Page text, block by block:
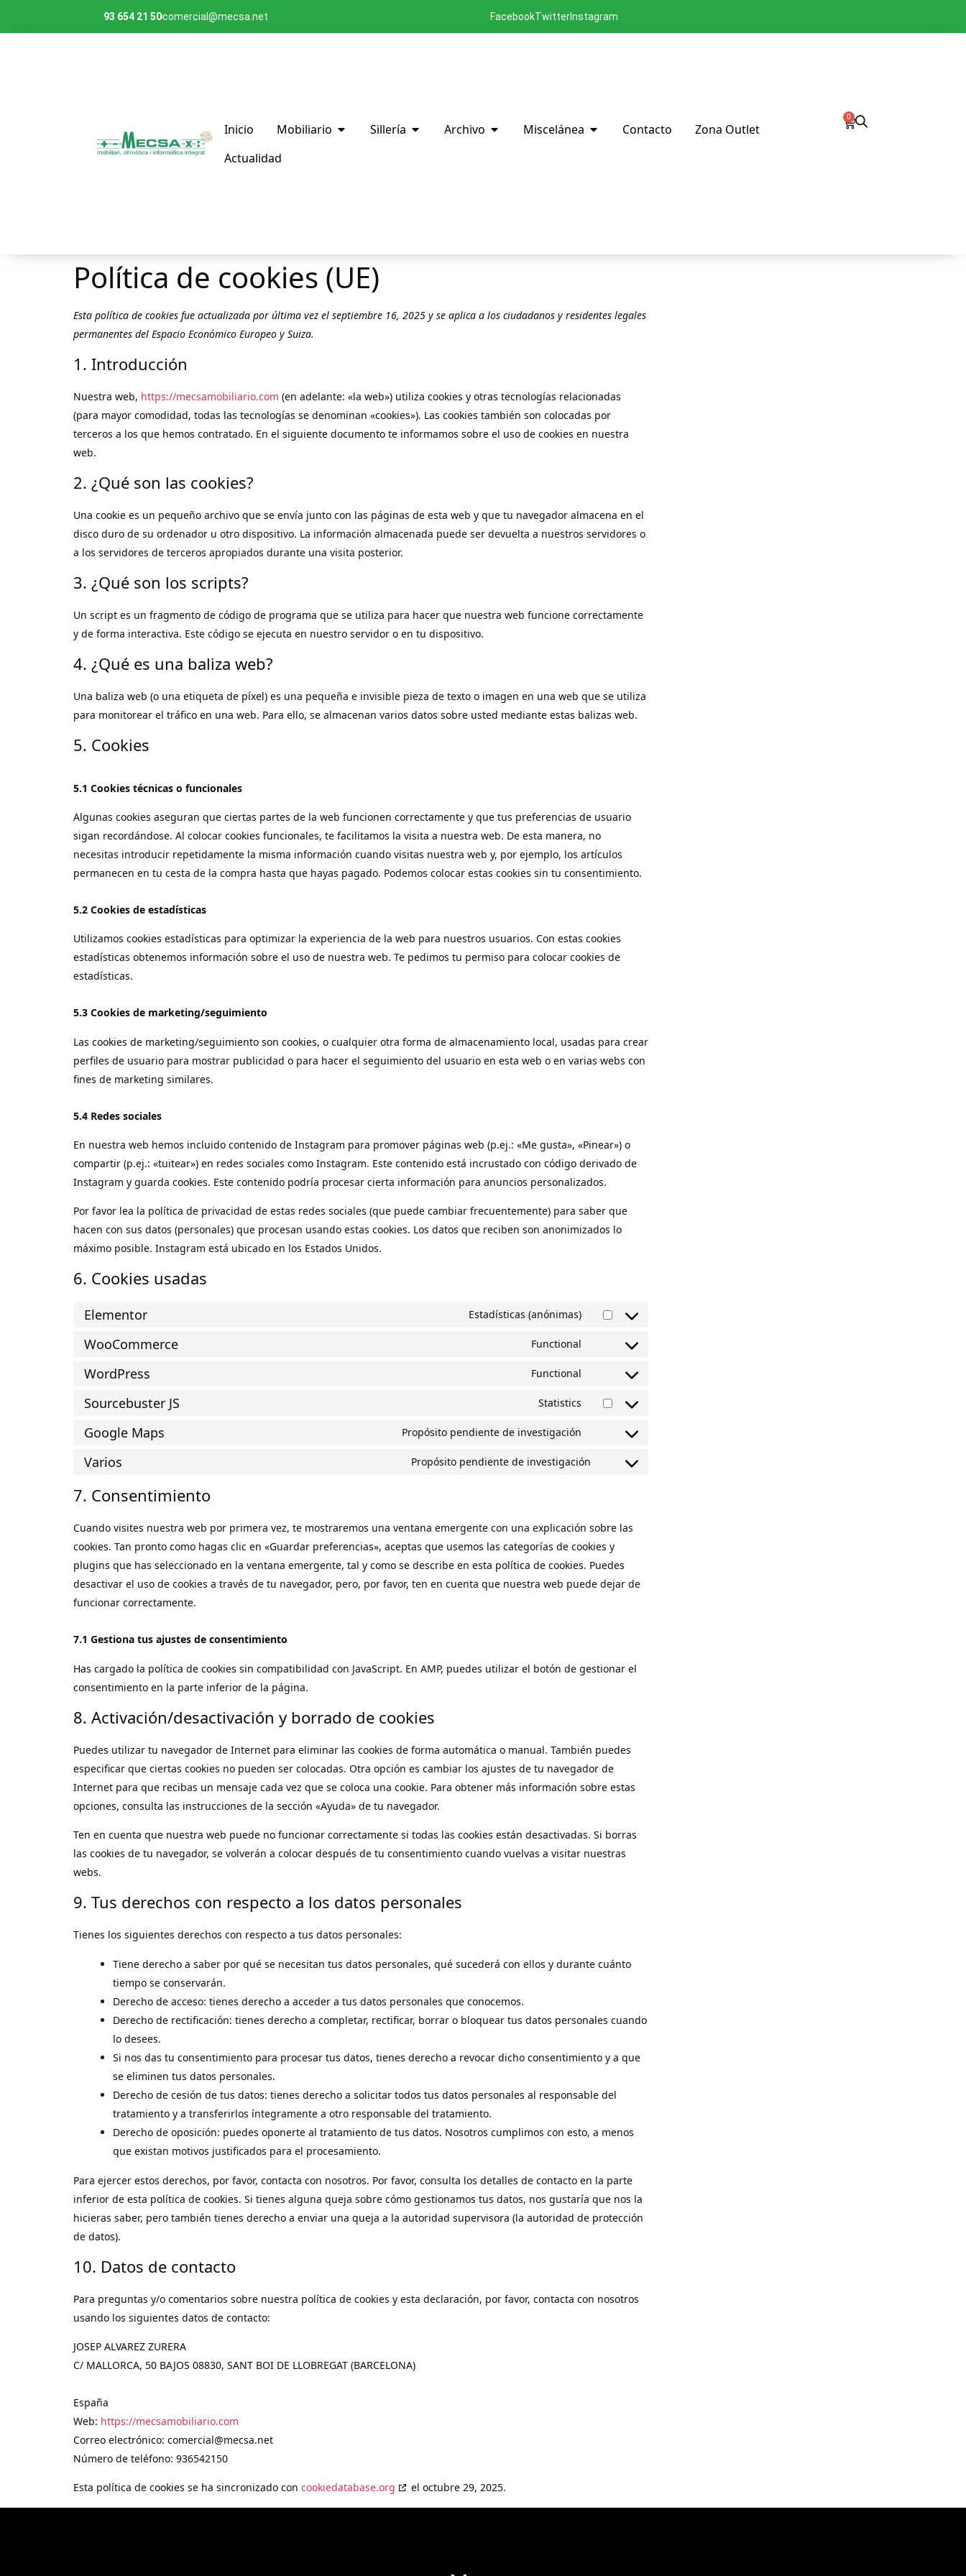
93 654 21 50comercial@mecsa.net FacebookTwitterInstagram
0
Inicio Mobiliario Sillería Archivo Miscelánea Contacto
Zona Outlet
Actualidad
Política de cookies (UE)
Esta política de cookies fue actualizada por última vez el septiembre 16, 2025 y se aplica a los ciudadanos y residentes legales
permanentes del Espacio Económico Europeo y Suiza.
1. Introducción
Nuestra web, https://mecsamobiliario.com (en adelante: «la web») utiliza cookies y otras tecnologías relacionadas
(para mayor comodidad, todas las tecnologías se denominan «cookies»). Las cookies también son colocadas por
terceros a los que hemos contratado. En el siguiente documento te informamos sobre el uso de cookies en nuestra
web.
2. ¿Qué son las cookies?
Una cookie es un pequeño archivo que se envía junto con las páginas de esta web y que tu navegador almacena en el
disco duro de su ordenador u otro dispositivo. La información almacenada puede ser devuelta a nuestros servidores o
a los servidores de terceros apropiados durante una visita posterior.
3. ¿Qué son los scripts?
Un script es un fragmento de código de programa que se utiliza para hacer que nuestra web funcione correctamente
y de forma interactiva. Este código se ejecuta en nuestro servidor o en tu dispositivo.
4. ¿Qué es una baliza web?
Una baliza web (o una etiqueta de píxel) es una pequeña e invisible pieza de texto o imagen en una web que se utiliza
para monitorear el tráfico en una web. Para ello, se almacenan varios datos sobre usted mediante estas balizas web.
5. Cookies
5.1 Cookies técnicas o funcionales
Algunas cookies aseguran que ciertas partes de la web funcionen correctamente y que tus preferencias de usuario
sigan recordándose. Al colocar cookies funcionales, te facilitamos la visita a nuestra web. De esta manera, no
necesitas introducir repetidamente la misma información cuando visitas nuestra web y, por ejemplo, los artículos
permanecen en tu cesta de la compra hasta que hayas pagado. Podemos colocar estas cookies sin tu consentimiento.
5.2 Cookies de estadísticas
Utilizamos cookies estadísticas para optimizar la experiencia de la web para nuestros usuarios. Con estas cookies
estadísticas obtenemos información sobre el uso de nuestra web. Te pedimos tu permiso para colocar cookies de
estadísticas.
5.3 Cookies de marketing/seguimiento
Las cookies de marketing/seguimiento son cookies, o cualquier otra forma de almacenamiento local, usadas para crear
perfiles de usuario para mostrar publicidad o para hacer el seguimiento del usuario en esta web o en varias webs con
fines de marketing similares.
5.4 Redes sociales
En nuestra web hemos incluido contenido de Instagram para promover páginas web (p.ej.: «Me gusta», «Pinear») o
compartir (p.ej.: «tuitear») en redes sociales como Instagram. Este contenido está incrustado con código derivado de
Instagram y guarda cookies. Este contenido podría procesar cierta información para anuncios personalizados.
Por favor lea la política de privacidad de estas redes sociales (que puede cambiar frecuentemente) para saber que
hacen con sus datos (personales) que procesan usando estas cookies. Los datos que reciben son anonimizados lo
máximo posible. Instagram está ubicado en los Estados Unidos.
6. Cookies usadas
Elementor Estadísticas (anónimas)
WooCommerce Functional
WordPress Functional
Sourcebuster JS Statistics
Google Maps Propósito pendiente de investigación
Varios Propósito pendiente de investigación
7. Consentimiento
Cuando visites nuestra web por primera vez, te mostraremos una ventana emergente con una explicación sobre las
cookies. Tan pronto como hagas clic en «Guardar preferencias», aceptas que usemos las categorías de cookies y
plugins que has seleccionado en la ventana emergente, tal y como se describe en esta política de cookies. Puedes
desactivar el uso de cookies a través de tu navegador, pero, por favor, ten en cuenta que nuestra web puede dejar de
funcionar correctamente.
7.1 Gestiona tus ajustes de consentimiento
Has cargado la política de cookies sin compatibilidad con JavaScript. En AMP, puedes utilizar el botón de gestionar el
consentimiento en la parte inferior de la página.
8. Activación/desactivación y borrado de cookies
Puedes utilizar tu navegador de Internet para eliminar las cookies de forma automática o manual. También puedes
especificar que ciertas cookies no pueden ser colocadas. Otra opción es cambiar los ajustes de tu navegador de
Internet para que recibas un mensaje cada vez que se coloca una cookie. Para obtener más información sobre estas
opciones, consulta las instrucciones de la sección «Ayuda» de tu navegador.
Ten en cuenta que nuestra web puede no funcionar correctamente si todas las cookies están desactivadas. Si borras
las cookies de tu navegador, se volverán a colocar después de tu consentimiento cuando vuelvas a visitar nuestras
webs.
9. Tus derechos con respecto a los datos personales
Tienes los siguientes derechos con respecto a tus datos personales:
Tiene derecho a saber por qué se necesitan tus datos personales, qué sucederá con ellos y durante cuánto
tiempo se conservarán.
Derecho de acceso: tienes derecho a acceder a tus datos personales que conocemos.
Derecho de rectificación: tienes derecho a completar, rectificar, borrar o bloquear tus datos personales cuando
lo desees.
Si nos das tu consentimiento para procesar tus datos, tienes derecho a revocar dicho consentimiento y a que
se eliminen tus datos personales.
Derecho de cesión de tus datos: tienes derecho a solicitar todos tus datos personales al responsable del
tratamiento y a transferirlos íntegramente a otro responsable del tratamiento.
Derecho de oposición: puedes oponerte al tratamiento de tus datos. Nosotros cumplimos con esto, a menos
que existan motivos justificados para el procesamiento.
Para ejercer estos derechos, por favor, contacta con nosotros. Por favor, consulta los detalles de contacto en la parte
inferior de esta política de cookies. Si tienes alguna queja sobre cómo gestionamos tus datos, nos gustaría que nos la
hicieras saber, pero también tienes derecho a enviar una queja a la autoridad supervisora (la autoridad de protección
de datos).
10. Datos de contacto
Para preguntas y/o comentarios sobre nuestra política de cookies y esta declaración, por favor, contacta con nosotros
usando los siguientes datos de contacto:
JOSEP ALVAREZ ZURERA
C/ MALLORCA, 50 BAJOS 08830, SANT BOI DE LLOBREGAT (BARCELONA)
España
Web: https://mecsamobiliario.com
Correo electrónico: comercial@mecsa.net
Número de teléfono: 936542150
Esta política de cookies se ha sincronizado con cookiedatabase.org el octubre 29, 2025.